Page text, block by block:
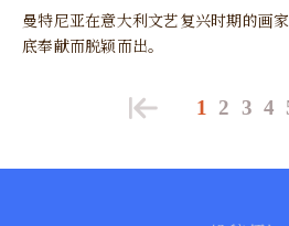
曼特尼亚在意大利文艺复兴时期的画
底奉献而脱颖而出。
1 2 3 4